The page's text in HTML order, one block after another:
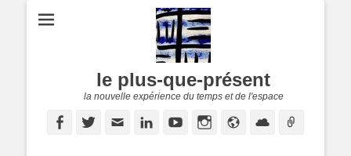
le plus-que-présent
la nouvelle expérience du temps et de l'espace
FacebookTwitter LinkedinYouTubeInstagram
Site
Cloud